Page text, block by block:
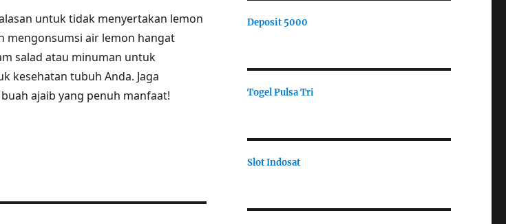
untuk tidak menyertakan lemon
mengonsumsi air lemon hangat
salad atau minuman untuk
kesehatan tubuh Anda. Jaga
ajaib yang penuh manfaat!
Deposit 5000
Togel Pulsa Tri
Slot Indosat